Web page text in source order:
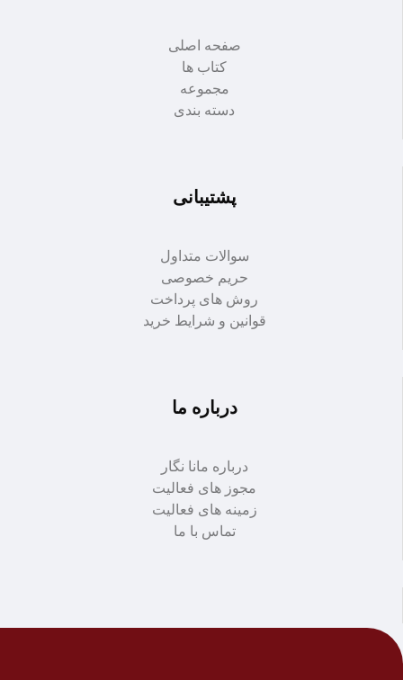
صفحه اصلی
کتاب ها
مجموعه
دسته بندی
پشتیبانی
سوالات متداول
حریم خصوصی
روش های پرداخت
قوانین و شرایط خرید
درباره ما
درباره مانا نگار
مجوز های فعالیت
زمینه های فعالیت
تماس با ما